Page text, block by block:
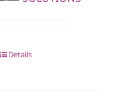
Details